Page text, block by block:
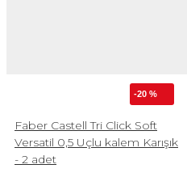
-20 %
Faber Castell Tri Click Soft
Versatil 0,5 Uçlu kalem Karışık
- 2 adet